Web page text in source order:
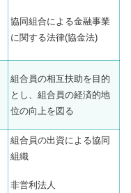
協同組合による金融事業
に関する法律(協金法)
組合員の相互扶助を目的
とし、組合員の経済的地
位の向上を図る
組合員の出資による協同
組織
非営利法人